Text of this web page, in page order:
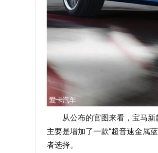
从公布的官图来看，宝马新
主要是增加了一款“超音速金属
者选择。